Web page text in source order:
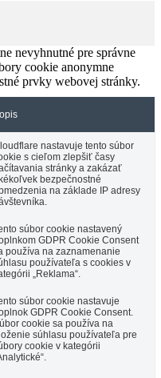
nevyhnutné pre správne
cookie anonymne
prvky webovej stránky.
nastavuje tento súbor
s cieľom zlepšiť časy
stránky a zakázať
bezpečnostné
na základe IP adresy
súbor cookie nastavený
GDPR Cookie Consent
používa na zaznamenanie
používateľa s cookies v
„Reklama“.
súbor cookie nastavuje
GDPR Cookie Consent.
cookie sa používa na
súhlasu používateľa pre
cookie v kategórii